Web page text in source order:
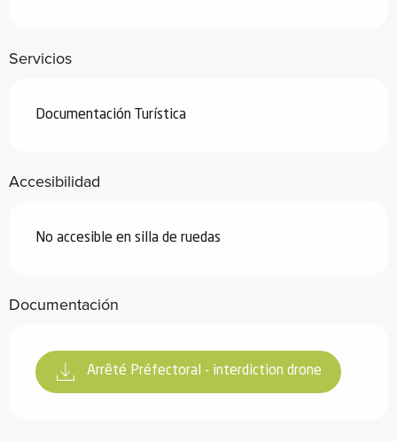
Servicios
Documentación Turística
Accesibilidad
No accesible en silla de ruedas
Documentación
Arrêté Préfectoral - interdiction drone